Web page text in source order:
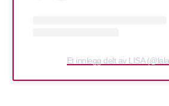
Et innlegg delt av LISA